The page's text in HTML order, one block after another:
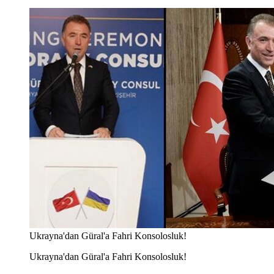
Ukrayna'dan Güral'a Fahri Konsolosluk!
Ukrayna'dan Güral'a Fahri Konsolosluk!